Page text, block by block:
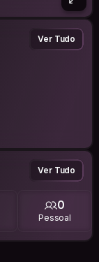
Ver Tudo
Ver Tudo
0
Pessoal